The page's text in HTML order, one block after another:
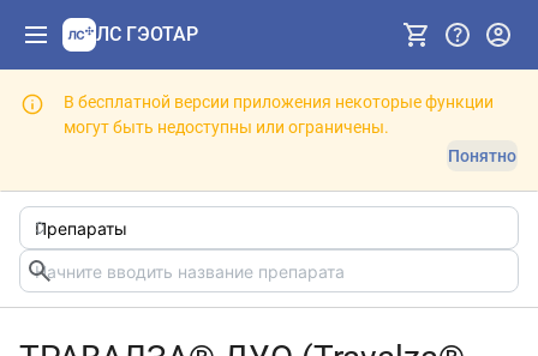
ЛС ГЭОТАР
В бесплатной версии приложения некоторые функции
могут быть недоступны или ограничены.
Понятно